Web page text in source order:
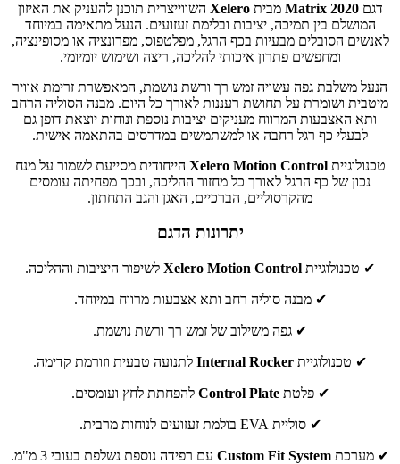
דגםMatrix 2020 מביתXelero השווייצרית תוכנן להעניק את האיזון
המושלם בין תמיכה, יציבות ובלימת זעזועים. הנעל מתאימה במיוחד
לאנשים הסובלים מבעיות בכף הרגל, מפלטפוס, מפרונציה או מסופינציה,
ומחפשים פתרון איכותי להליכה, ריצה ושימוש יומיומי.
הנעל משלבת גפה עשויה זמש רך ורשת נושמת, המאפשרת זרימת אוויר
מיטבית ושומרת על תחושת רעננות לאורך כל היום. מבנה הסוליה הרחב
ותא האצבעות המרווח מעניקים יציבות נוספת ונוחות יוצאת דופן גם
לבעלי כף רגל רחבה או למשתמשים במדרסים בהתאמה אישית.
טכנולוגייתXelero Motion Control הייחודית מסייעת לשמור על מנח
נכון של כף הרגל לאורך כל מחזור ההליכה, ובכך מפחיתה עומסים
מהקרסוליים, הברכיים, האגן והגב התחתון.
יתרונות הדגם
✔ טכנולוגיית Xelero Motion Control לשיפור היציבות וההליכה.
✔ מבנה סוליה רחב ותא אצבעות מרווח במיוחד.
✔ גפה משילוב של זמש רך ורשת נושמת.
✔ טכנולוגיית Internal Rocker לתנועה טבעית וזורמת קדימה.
✔ פלטתControl Plate להפחתת לחץ ועומסים.
✔ סוליית EVA בולמת זעזועים לנוחות מרבית.
✔ מערכת Custom Fit System עם רפידה נוספת נשלפת בעובי 3 מ"מ.